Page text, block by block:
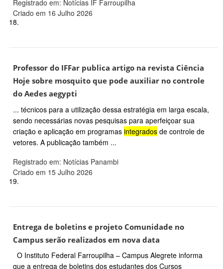
Registrado em: Notícias IF Farroupilha
Criado em 16 Julho 2026
18.
Professor do IFFar publica artigo na revista Ciência
Hoje sobre mosquito que pode auxiliar no controle
do Aedes aegypti
... técnicos para a utilização dessa estratégia em larga escala,
sendo necessárias novas pesquisas para aperfeiçoar sua
criação e aplicação em programas integrados de controle de
vetores. A publicação também ...
Registrado em: Notícias Panambi
Criado em 15 Julho 2026
19.
Entrega de boletins e projeto Comunidade no
Campus serão realizados em nova data
O Instituto Federal Farroupilha – Campus Alegrete informa
que a entrega de boletins dos estudantes dos Cursos